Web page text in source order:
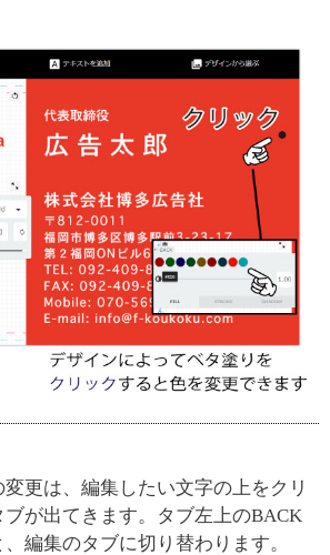
更は、編集したい文字の上をクリ
ブが出てきます。タブ左上のBACK
編集のタブに切り替わります。